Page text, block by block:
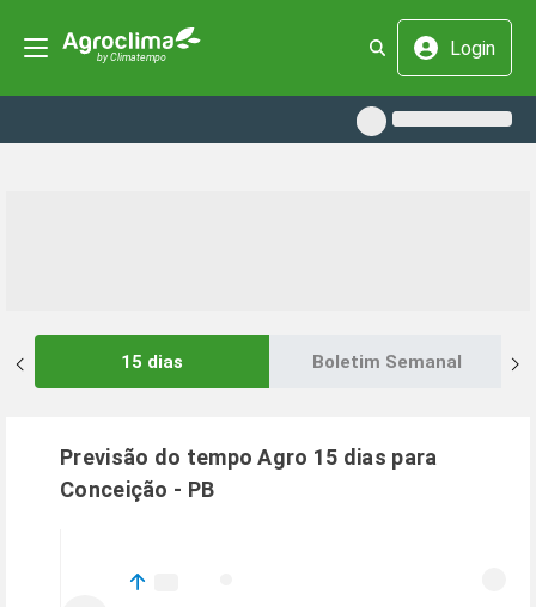
Login
15 dias Boletim Semanal
Previsão do tempo Agro 15 dias para
Conceição - PB